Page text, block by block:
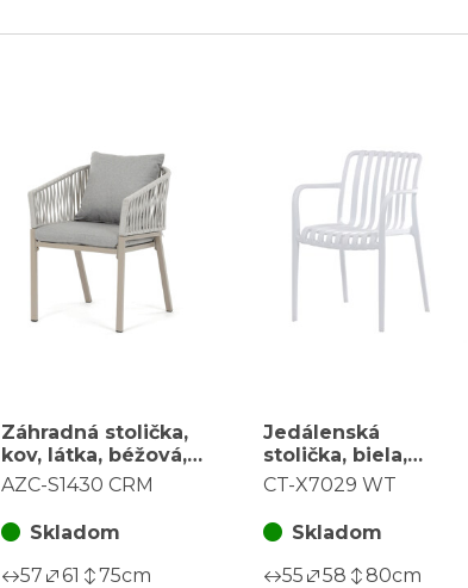
Záhradná stolička,
kov, látka, béžová,
AZC-S1430 CRM
AZC-S1430 CRM
Skladom
57
61 75cm
Jedálenská
stolička, biela,
plast, CT-X7029 WT
CT-X7029 WT
Skladom
55
58 80cm